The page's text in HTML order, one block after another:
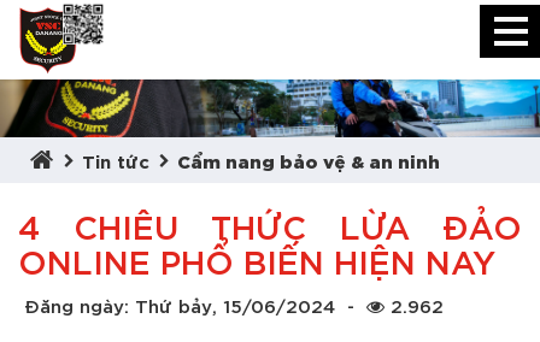
Tin tức Cẩm nang bảo vệ & an ninh
4 CHIÊU THỨC LỪA ĐẢO
ONLINE PHỔ BIẾN HIỆN NAY
Đăng ngày: Thứ bảy, 15/06/2024 - 2.962